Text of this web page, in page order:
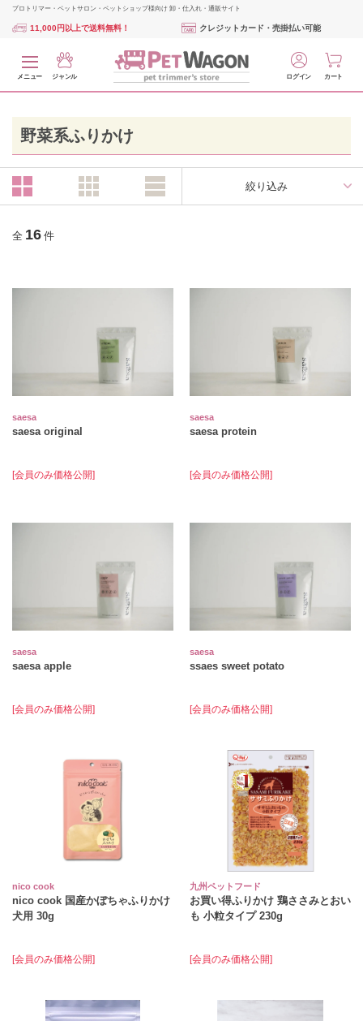
プロトリマー・ペットサロン・ペットショップ様向け 卸・仕入れ・通販サイト
11,000円以上で送料無料！ クレジットカード・売掛払い可能
メニュー ジャンル ログイン カート
野菜系ふりかけ
絞り込み
全 16 件
saesa
saesa original
[会員のみ価格公開]
saesa
saesa protein
[会員のみ価格公開]
saesa
saesa apple
[会員のみ価格公開]
saesa
ssaes sweet potato
[会員のみ価格公開]
nico cook
nico cook 国産かぼちゃふりかけ
犬用 30g
[会員のみ価格公開]
九州ペットフード
お買い得ふりかけ 鶏ささみとおい
も 小粒タイプ 230g
[会員のみ価格公開]